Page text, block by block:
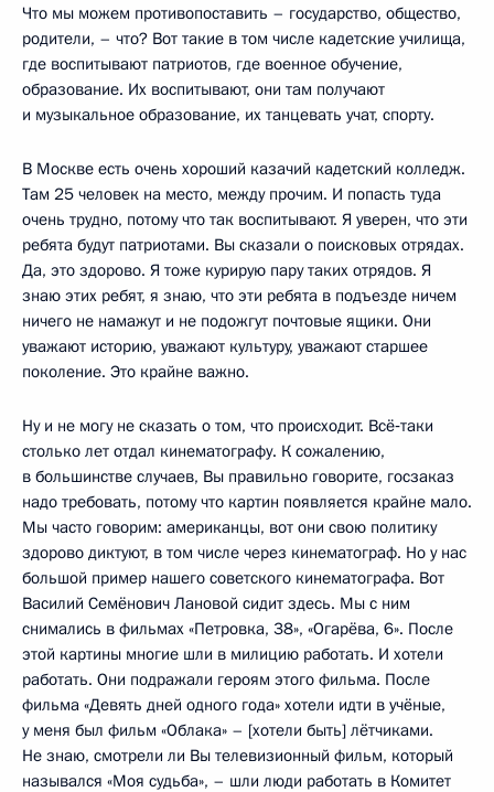
Что мы можем противопоставить – государство, общество,
родители, – что? Вот такие в том числе кадетские училища,
где воспитывают патриотов, где военное обучение,
образование. Их воспитывают, они там получают
и музыкальное образование, их танцевать учат, спорту.
В Москве есть очень хороший казачий кадетский колледж.
Там 25 человек на место, между прочим. И попасть туда
очень трудно, потому что так воспитывают. Я уверен, что эти
ребята будут патриотами. Вы сказали о поисковых отрядах.
Да, это здорово. Я тоже курирую пару таких отрядов. Я
знаю этих ребят, я знаю, что эти ребята в подъезде ничем
ничего не намажут и не подожгут почтовые ящики. Они
уважают историю, уважают культуру, уважают старшее
поколение. Это крайне важно.
Ну и не могу не сказать о том, что происходит. Всё‑таки
столько лет отдал кинематографу. К сожалению,
в большинстве случаев, Вы правильно говорите, госзаказ
надо требовать, потому что картин появляется крайне мало.
Мы часто говорим: американцы, вот они свою политику
здорово диктуют, в том числе через кинематограф. Но у нас
большой пример нашего советского кинематографа. Вот
Василий Семёнович Лановой сидит здесь. Мы с ним
снимались в фильмах «Петровка, 38», «Огарёва, 6». После
этой картины многие шли в милицию работать. И хотели
работать. Они подражали героям этого фильма. После
фильма «Девять дней одного года» хотели идти в учёные,
у меня был фильм «Облака» – [хотели быть] лётчиками.
Не знаю, смотрели ли Вы телевизионный фильм, который
назывался «Моя судьба», – шли люди работать в Комитет